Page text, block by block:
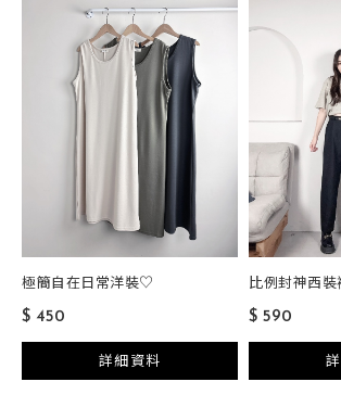
極簡自在日常洋裝♡
$ 450
詳細資料
比例封神西
$ 590